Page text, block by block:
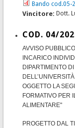
Bando cod.05-
Vincitore:Dott.
COD. 04/
AVVISO
INCARICO
DIPARTIMENTO
OGGETTO LA
FORMATIVO PER
ALIMENTARE"
PROGETTO DAL